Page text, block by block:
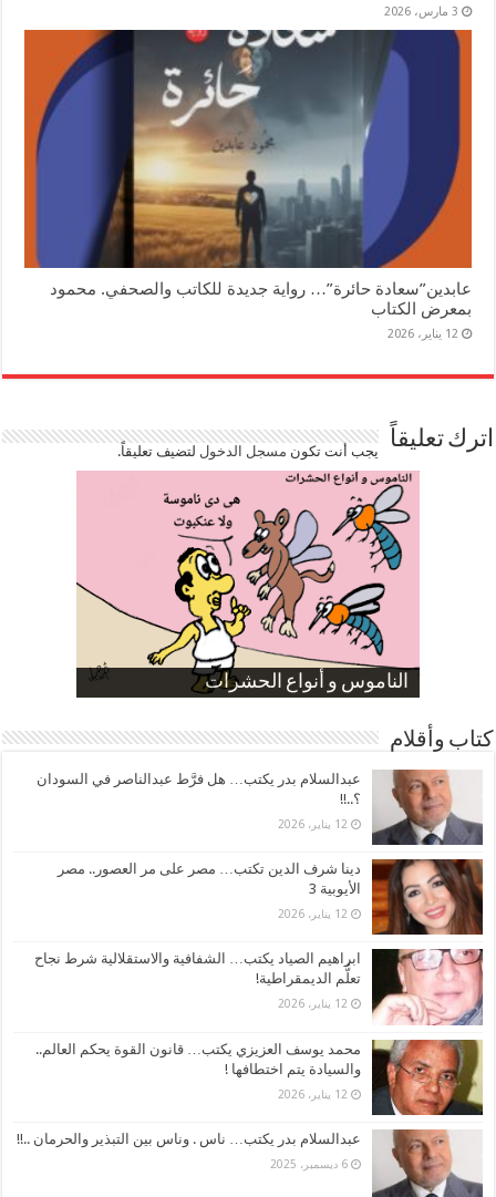
3 مارس، 2026
عابدين”سعادة حائرة”… رواية جديدة للكاتب والصحفي. محمود
بمعرض الكتاب
12 يناير، 2026
اترك تعليقاً يجب أنت تكون مسجل الدخوللتضيف تعليقاً.
الناموس و أنواع الحشرات
الموظفين بعد ارتفاع الأسعار
ارتفاع نسبة الطلاق في مصر
صورة كاركاتيرية
صورة كاركاتيرية
كتاب وأقلام
عبدالسلام بدر يكتب… هل فرَّط عبدالناصر في السودان
؟..!!
12 يناير، 2026
دينا شرف الدين تكتب… مصر على مر العصور.. مصر
الأيوبية 3
12 يناير، 2026
ابراهيم الصياد يكتب… الشفافية والاستقلالية شرط نجاح
تعلُّم الديمقراطية!
12 يناير، 2026
محمد يوسف العزيزي يكتب… قانون القوة يحكم العالم..
والسيادة يتم اختطافها !
12 يناير، 2026
عبدالسلام بدر يكتب… ناس . وناس بين التبذير والحرمان ..!!
6 ديسمبر، 2025